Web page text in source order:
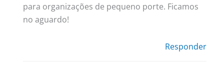
para organizações de pequeno porte. Ficamos
no aguardo!
Responder